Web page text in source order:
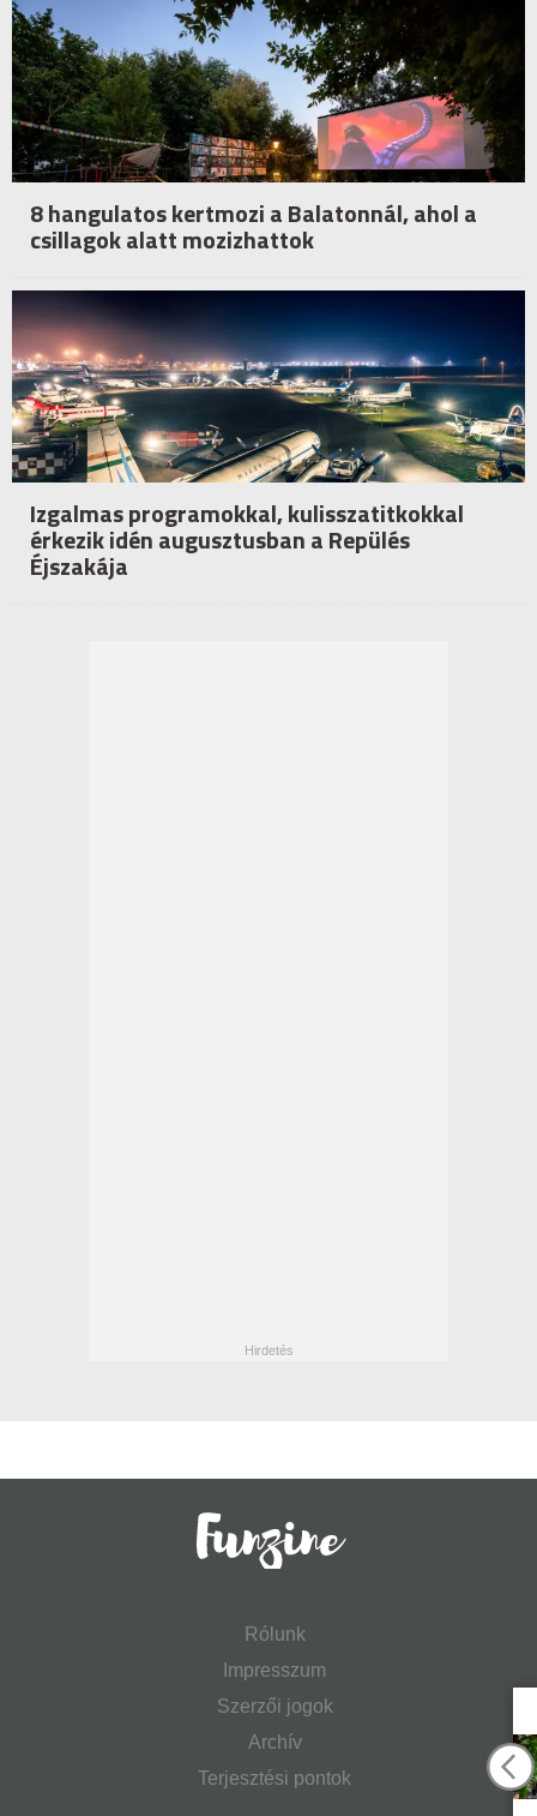
8 hangulatos kertmozi a Balatonnál, ahol a
csillagok alatt mozizhattok
Izgalmas programokkal, kulisszatitkokkal
érkezik idén augusztusban a Repülés
Éjszakája
Rólunk
Impresszum
Szerzői jogok
Archív
Terjesztési pontok